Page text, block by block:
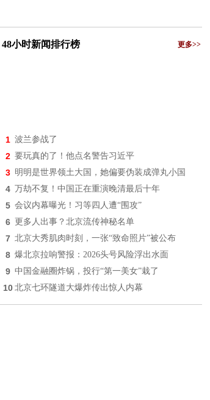
48小时新闻排行榜 更多>>
1 波兰参战了
2 要玩真的了！他点名警告习近平
3 明明是世界领土大国，她偏要伪装成弹丸小国
4 万劫不复！中国正在重演晚清最后十年
5 会议内幕曝光！习等四人遭“围攻”
6 更多人出事？北京流传神秘名单
7 北京大秀肌肉时刻，一张“致命照片”被公布
8 爆北京拉响警报：2026头号风险浮出水面
9 中国金融圈炸锅，投行“第一美女”栽了
10 北京七环隧道大爆炸传出惊人内幕